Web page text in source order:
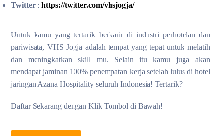
Twitter :https://twitter.com/vhsjogja/
Untuk kamu yang tertarik berkarir di industri perhotelan dan
pariwisata, VHS Jogja adalah tempat yang tepat untuk melatih
dan meningkatkan skill mu. Selain itu kamu juga akan
mendapat jaminan 100% penempatan kerja setelah lulus di hotel
jaringan Azana Hospitality seluruh Indonesia! Tertarik?
Daftar Sekarang dengan Klik Tombol di Bawah!